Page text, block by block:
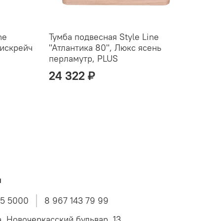
Тумба подвесная Style Line
"Атлантика 80", Люкс ясень
перламутр, PLUS
24 322 ₽
5000
8 967 143 79 99